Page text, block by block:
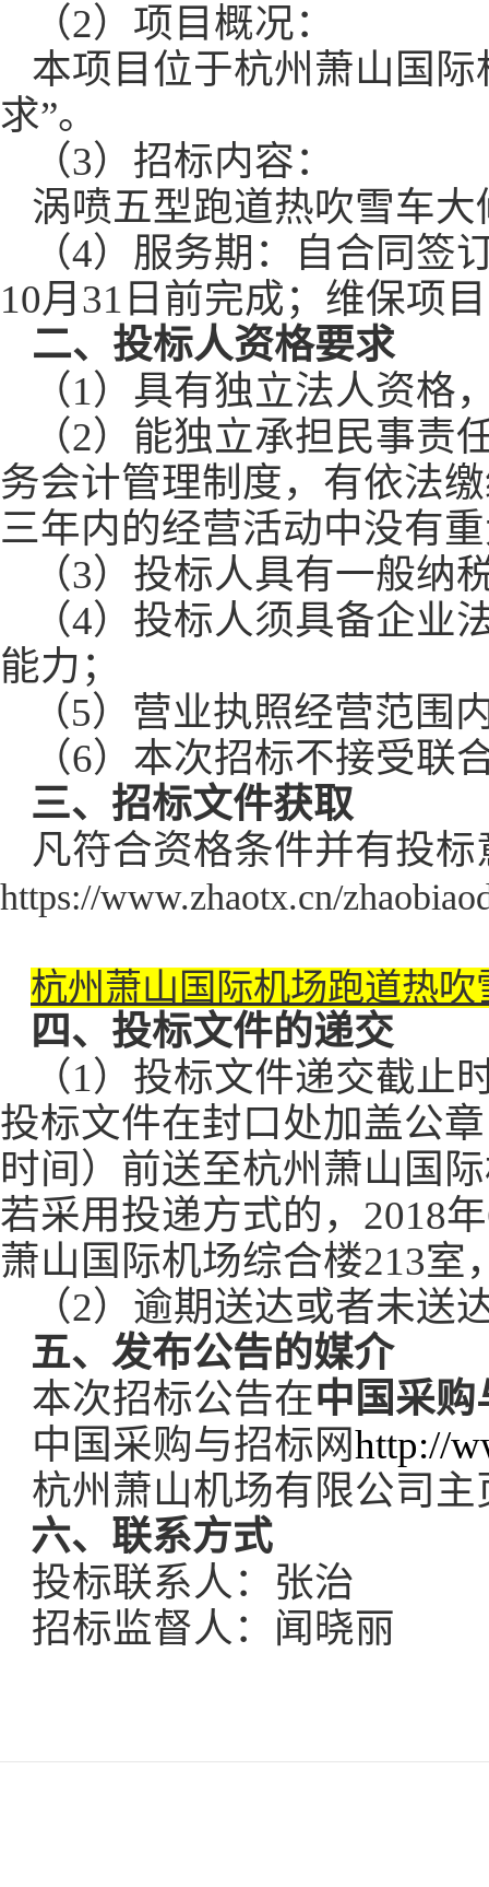
（2）项目概况：
本项目位于杭州萧山国
求”。
（3）招标内容：
涡喷五型跑道热吹雪车大
（4）服务期：自合同签
10月 31 日前完成；维保项
二、 投标人资格要求
（1）具有独立法人资格
（2）能独立承担民事责
务会计管理制度，有依法
三年内的经营活动中没有
（3）投标人具有一般纳
（4）投标人须具备企业
能力；
（5）营业执照经营范围
（6）本次招标不接受联
三、招标文件获取
凡符合资格条件并有投
https://www.zhaotx.cn/
杭州萧山国际机场跑道热
四、投标文件的递交
（1）投标文件递交截止
投标文件在封口处加盖公
时间）前送至杭州萧山国
若采用投递方式的，2018
萧山国际机场综合楼213室
（2） 逾期送达或者未送
五、发布公告的媒介
本次招标公告在中国采
中国采购与招标网http://
杭州萧山机场有限公司主
六、联系方式
投标联系人：张
招标监督人：闻晓